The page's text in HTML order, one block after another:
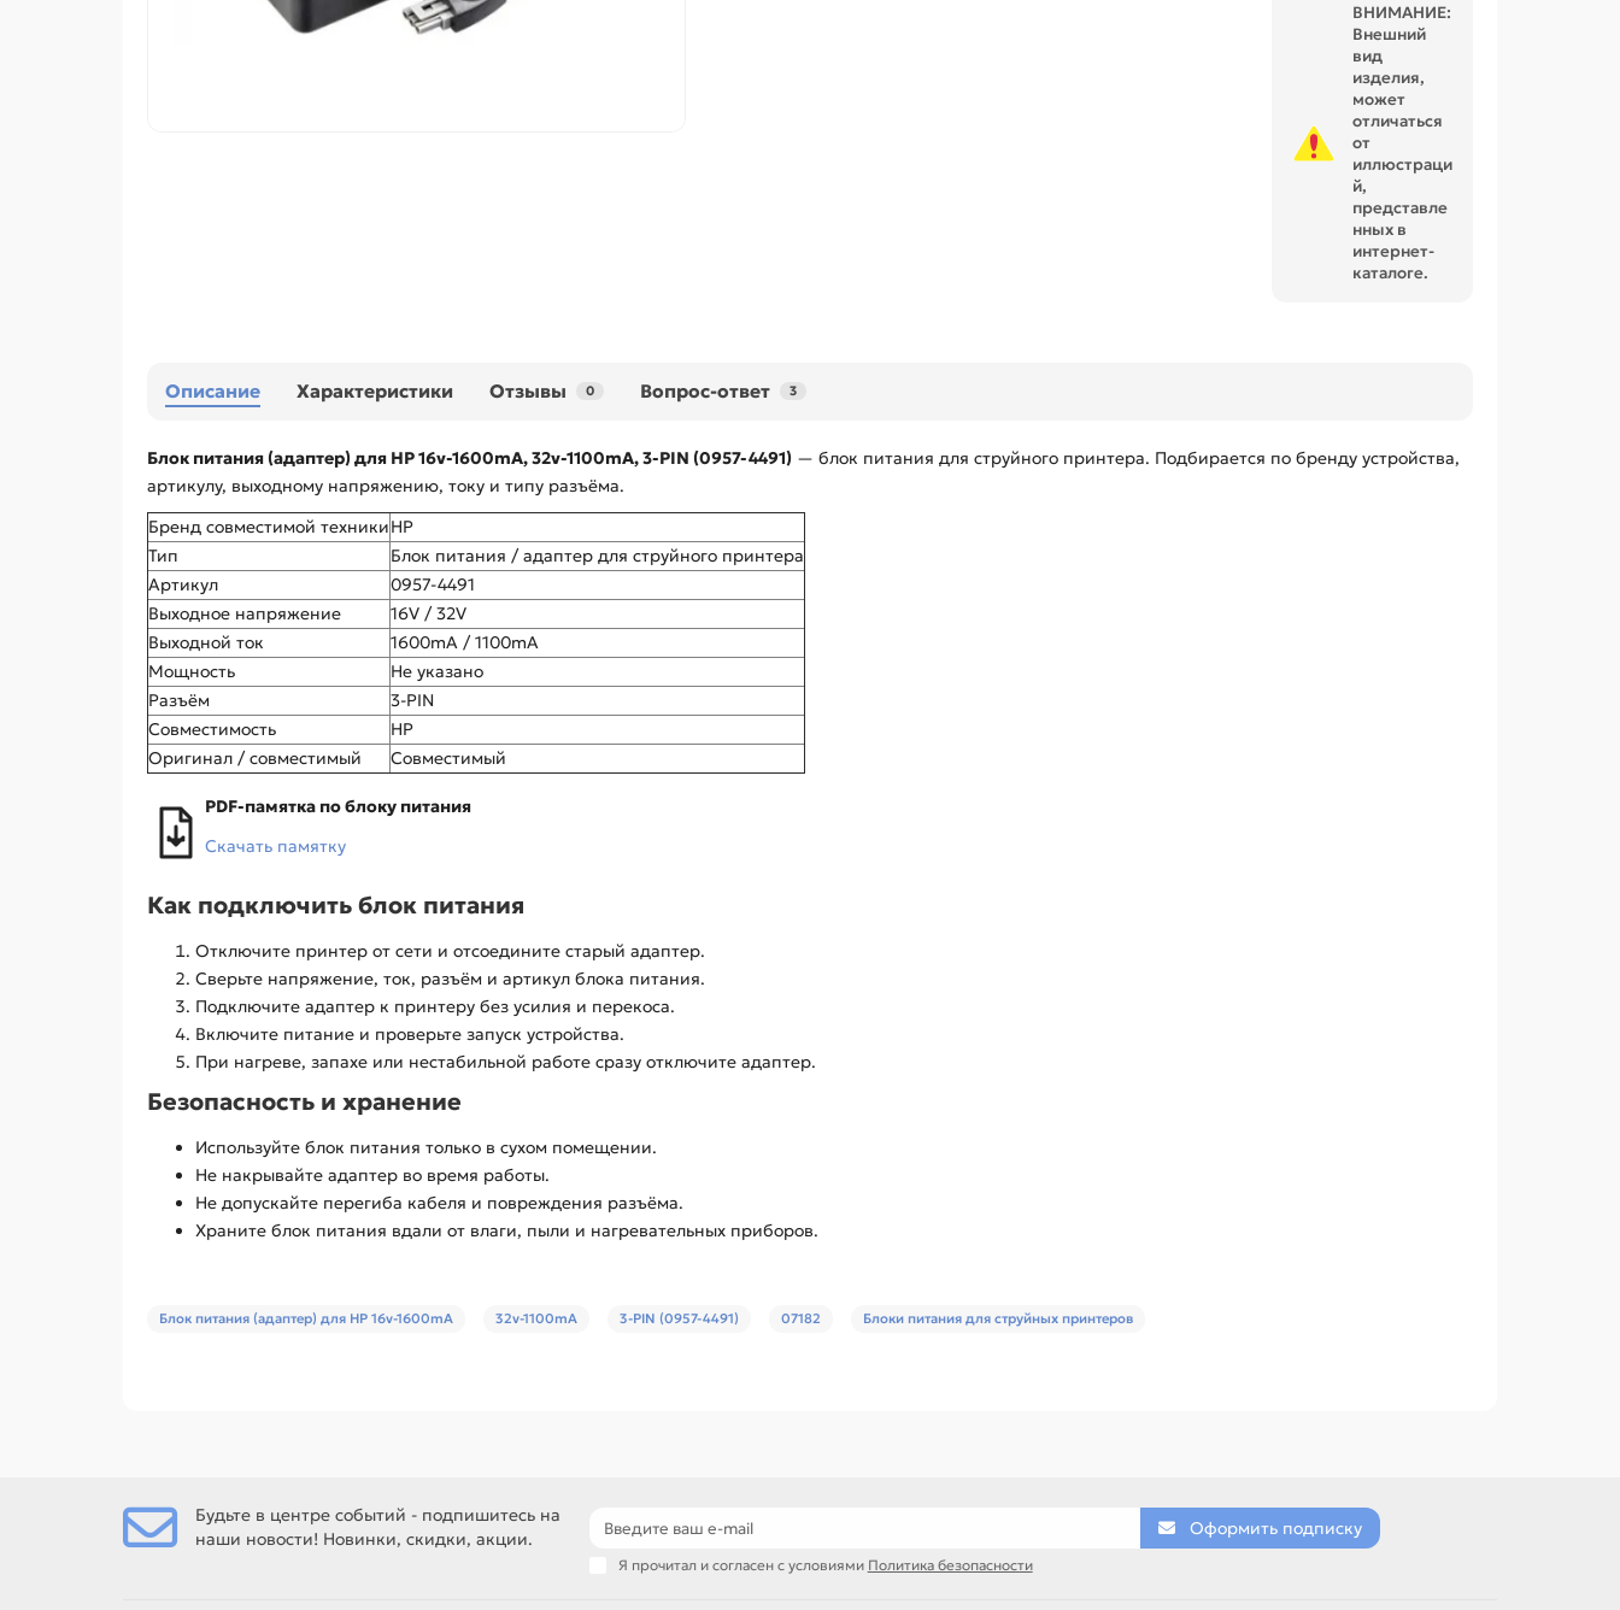
ВНИМАНИЕ:
Внешний
вид
изделия,
может
отличаться
от
иллюстраци
й,
представле
нных в
интернет-
каталоге.
Описание Характеристики Отзывы 0 Вопрос-ответ 3
Блок питания (адаптер) для HP 16v-1600mA, 32v-1100mA, 3-PIN (0957-4491) — блок питания для струйного принтера. Подбирается по бренду устройства,
артикулу, выходному напряжению, току и типу разъёма.
Бренд совместимой техникиHP
Тип
Блок питания / адаптер для струйного принтера
Артикул
0957-4491
Выходное напряжение
16V / 32V
Выходной ток
1600mA / 1100mA
Мощность
Не указано
Разъём
3-PIN
Совместимость
HP
Оригинал / совместимый
Совместимый
PDF-памятка по блоку питания
Скачать памятку
Как подключить блок питания
Отключите принтер от сети и отсоедините старый адаптер.
Сверьте напряжение, ток, разъём и артикул блока питания.
Подключите адаптер к принтеру без усилия и перекоса.
Включите питание и проверьте запуск устройства.
При нагреве, запахе или нестабильной работе сразу отключите адаптер.
Безопасность и хранение
Используйте блок питания только в сухом помещении.
Не накрывайте адаптер во время работы.
Не допускайте перегиба кабеля и повреждения разъёма.
Храните блок питания вдали от влаги, пыли и нагревательных приборов.
Блок питания (адаптер) для HP 16v-1600mA 32v-1100mA 3-PIN (0957-4491) 07182 Блоки питания для струйных принтеров
Будьте в центре событий - подпишитесь на
наши новости! Новинки, скидки, акции.
Оформить подписку
Я прочитал и согласен с условиями Политика безопасности